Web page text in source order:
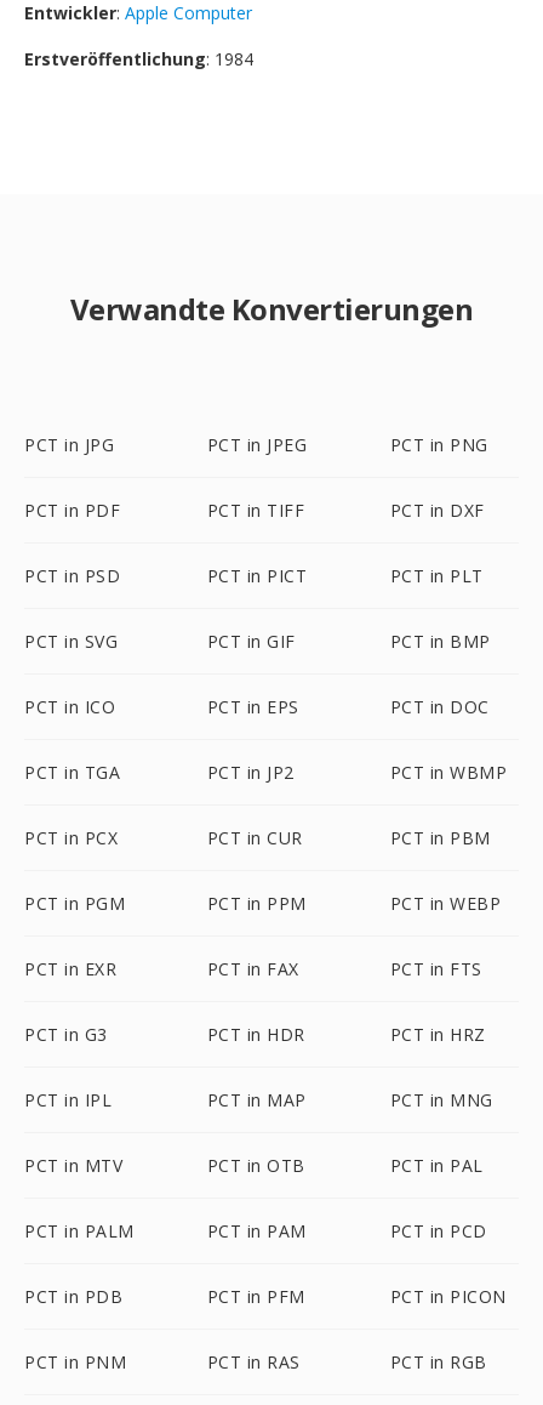
Entwickler: Apple Computer
Erstveröffentlichung: 1984
Verwandte Konvertierungen
PCT in JPG PCT in JPEG PCT in PNG
PCT in PDF PCT in TIFF PCT in DXF
PCT in PSD PCT in PICT PCT in PLT
PCT in SVG PCT in GIF PCT in BMP
PCT in ICO PCT in EPS PCT in DOC
PCT in TGA PCT in JP2 PCT in WBMP
PCT in PCX PCT in CUR PCT in PBM
PCT in PGM PCT in PPM PCT in WEBP
PCT in EXR PCT in FAX PCT in FTS
PCT in G3 PCT in HDR PCT in HRZ
PCT in IPL PCT in MAP PCT in MNG
PCT in MTV PCT in OTB PCT in PAL
PCT in PALM PCT in PAM PCT in PCD
PCT in PDB PCT in PFM PCT in PICON
PCT in PNM PCT in RAS PCT in RGB